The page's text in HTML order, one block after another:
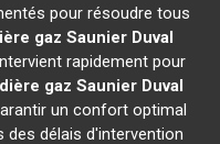
pour résoudre tous
gaz Saunier Duval
rapidement pour
gaz Saunier Duval
un confort optimal
délais d'intervention